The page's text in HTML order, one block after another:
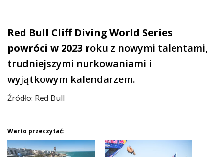
Red Bull Cliff Diving World Series
powróci w 2023 roku z nowymi talentami,
trudniejszymi nurkowaniami i
wyjątkowym kalendarzem.
Źródło: Red Bull
Warto przeczytać: